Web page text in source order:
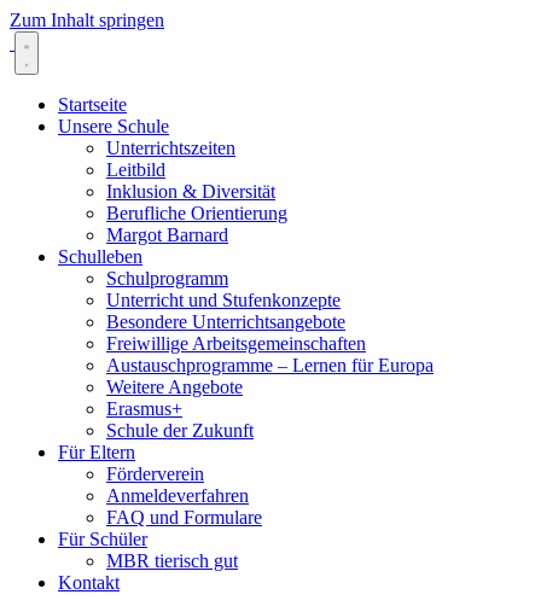
Zum Inhalt springen
Startseite
Unsere Schule
Unterrichtszeiten
Leitbild
Inklusion & Diversität
Berufliche Orientierung
Margot Barnard
Schulleben
Schulprogramm
Unterricht und Stufenkonzepte
Besondere Unterrichtsangebote
Freiwillige Arbeitsgemeinschaften
Austauschprogramme – Lernen für Europa
Weitere Angebote
Erasmus+
Schule der Zukunft
Für Eltern
Förderverein
Anmeldeverfahren
FAQ und Formulare
Für Schüler
MBR tierisch gut
Kontakt